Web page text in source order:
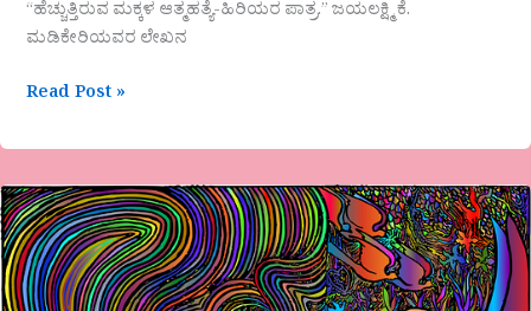
“ಹೆಚ್ಚುತ್ತಿರುವ ಮಕ್ಕಳ ಆತ್ಮಹತ್ಯೆ-ಹಿರಿಯರ ಪಾತ್ರ.” ಜಯಲಕ್ಷ್ಮಿ ಕೆ.
ಮಡಿಕೇರಿಯವರ ಲೇಖನ
Read Post »
ಎ.ಎನ್.ರಮೇಶ್.ಗುಬ್ಬಿ
ಅವರ
ಕವಿತೆ-
ಬೀಗುವ